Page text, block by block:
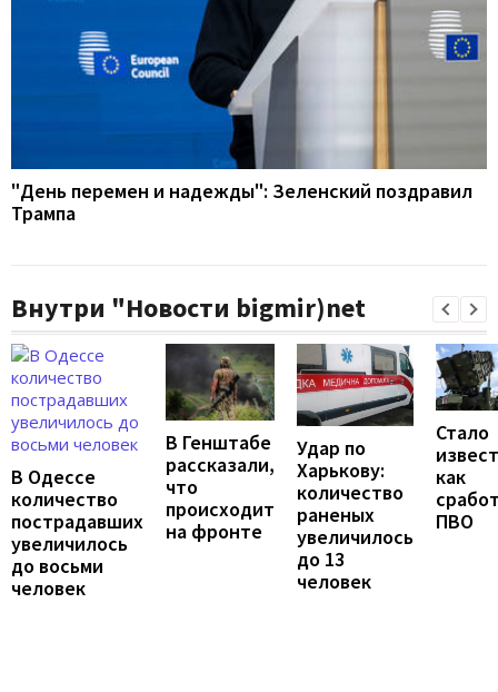
"День перемен и надежды": Зеленский поздравил
Трампа
Внутри "Новости bigmir)net
В Одессе
количество
пострадавших
увеличилось
до восьми
человек
В Генштабе
рассказали,
что
происходит
на фронте
Удар по
Харькову:
количество
раненых
увеличилось
до 13
человек
Стало
как
ПВО